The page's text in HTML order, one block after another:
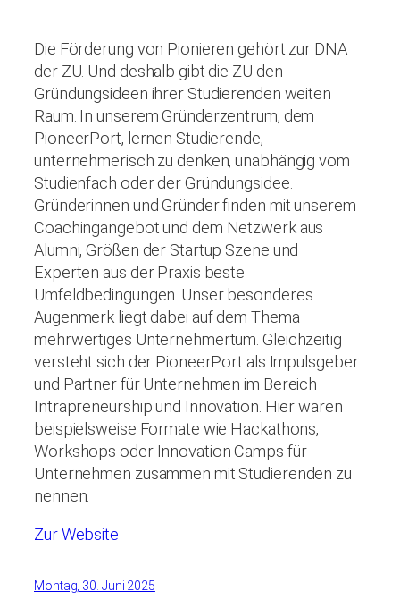
Die Förderung von Pionieren gehört zur DNA
der ZU. Und deshalb gibt die ZU den
Gründungsideen ihrer Studierenden weiten
Raum. In unserem Gründerzentrum, dem
PioneerPort, lernen Studierende,
unternehmerisch zu denken, unabhängig vom
Studienfach oder der Gründungsidee.
Gründerinnen und Gründer finden mit unserem
Coachingangebot und dem Netzwerk aus
Alumni, Größen der Startup Szene und
Experten aus der Praxis beste
Umfeldbedingungen. Unser besonderes
Augenmerk liegt dabei auf dem Thema
mehrwertiges Unternehmertum. Gleichzeitig
versteht sich der PioneerPort als Impulsgeber
und Partner für Unternehmen im Bereich
Intrapreneurship und Innovation. Hier wären
beispielsweise Formate wie Hackathons,
Workshops oder Innovation Camps für
Unternehmen zusammen mit Studierenden zu
nennen.
Zur Website
Montag, 30. Juni 2025